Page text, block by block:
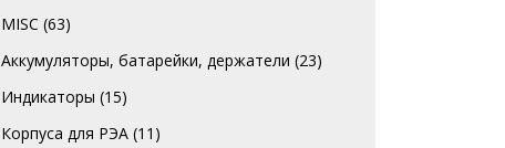
MISC (63)
Аккумуляторы, батарейки, держатели (23)
Индикаторы (15)
Корпуса для РЭА (11)